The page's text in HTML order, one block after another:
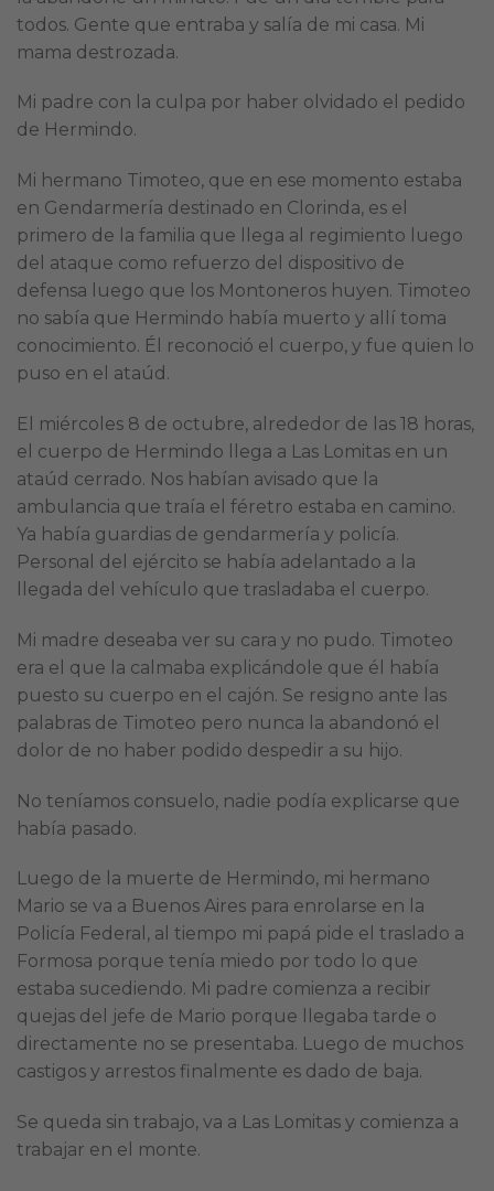
todos. Gente que entraba y salía de mi casa. Mi
mama destrozada.
Mi padre con la culpa por haber olvidado el pedido
de Hermindo.
Mi hermano Timoteo, que en ese momento estaba
en Gendarmería destinado en Clorinda, es el
primero de la familia que llega al regimiento luego
del ataque como refuerzo del dispositivo de
defensa luego que los Montoneros huyen. Timoteo
no sabía que Hermindo había muerto y allí toma
conocimiento. Él reconoció el cuerpo, y fue quien lo
puso en el ataúd.
El miércoles 8 de octubre, alrededor de las 18 horas,
el cuerpo de Hermindo llega a Las Lomitas en un
ataúd cerrado. Nos habían avisado que la
ambulancia que traía el féretro estaba en camino.
Ya había guardias de gendarmería y policía.
Personal del ejército se había adelantado a la
llegada del vehículo que trasladaba el cuerpo.
Mi madre deseaba ver su cara y no pudo. Timoteo
era el que la calmaba explicándole que él había
puesto su cuerpo en el cajón. Se resigno ante las
palabras de Timoteo pero nunca la abandonó el
dolor de no haber podido despedir a su hijo.
No teníamos consuelo, nadie podía explicarse que
había pasado.
Luego de la muerte de Hermindo, mi hermano
Mario se va a Buenos Aires para enrolarse en la
Policía Federal, al tiempo mi papá pide el traslado a
Formosa porque tenía miedo por todo lo que
estaba sucediendo. Mi padre comienza a recibir
quejas del jefe de Mario porque llegaba tarde o
directamente no se presentaba. Luego de muchos
castigos y arrestos finalmente es dado de baja.
Se queda sin trabajo, va a Las Lomitas y comienza a
trabajar en el monte.